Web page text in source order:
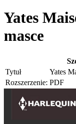
Yates
masce
Tytuł
Yates
Rozszerzenie: PDF